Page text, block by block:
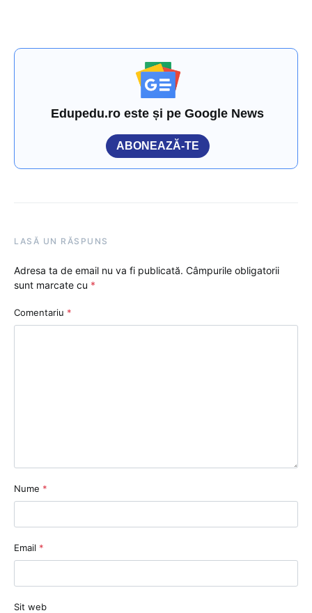
Edupedu.ro este și pe Google News
ABONEAZĂ-TE
LASĂ UN RĂSPUNS
Adresa ta de email nu va fi publicată. Câmpurile obligatorii
sunt marcate cu *
Comentariu *
Nume *
Email *
Sit web